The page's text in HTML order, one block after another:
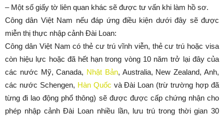
– Một số giấy tờ liên quan khác sẽ được tư vấn khi làm hồ sơ.
Công dân Việt Nam nếu đáp ứng điều kiện dưới đây sẽ được
miễn thị thực nhập cảnh Đài Loan:
Công dân Việt Nam có thẻ cư trú vĩnh viễn, thẻ cư trú hoặc visa
còn hiệu lực hoặc đã hết hạn trong vòng 10 năm trở lại đây của
các nước Mỹ, Canada, Nhật Bản, Australia, New Zealand, Anh,
các nước Schengen, Hàn Quốc và Đài Loan (trừ trường hợp đã
từng đi lao động phổ thông) sẽ được được cấp chứng nhận cho
phép nhập cảnh Đài Loan nhiều lần, lưu trú trong thời gian 30